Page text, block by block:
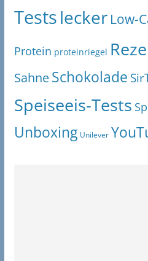
Testslecker Low-
Protein proteinriegel
SahneSchokolade
Speiseeis-Tests
Unboxing Unilever